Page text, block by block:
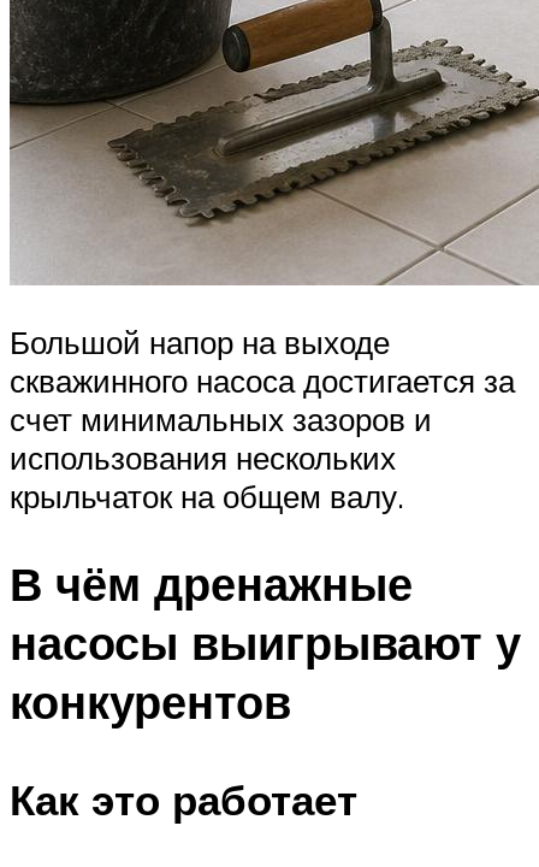
Большой напор на выходе
скважинного насоса достигается за
счет минимальных зазоров и
использования нескольких
крыльчаток на общем валу.
В чём дренажные
насосы выигрывают у
конкурентов
Как это работает